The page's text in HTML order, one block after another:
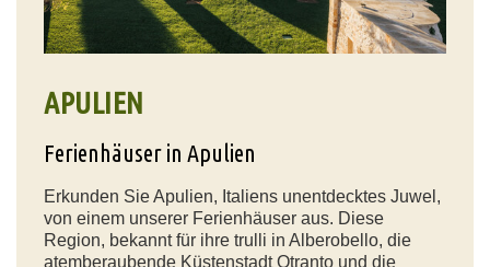
APULIEN
Ferienhäuser in Apulien
Erkunden Sie Apulien, Italiens unentdecktes Juwel,
von einem unserer Ferienhäuser aus. Diese
Region, bekannt für ihre trulli in Alberobello, die
atemberaubende Küstenstadt Otranto und die